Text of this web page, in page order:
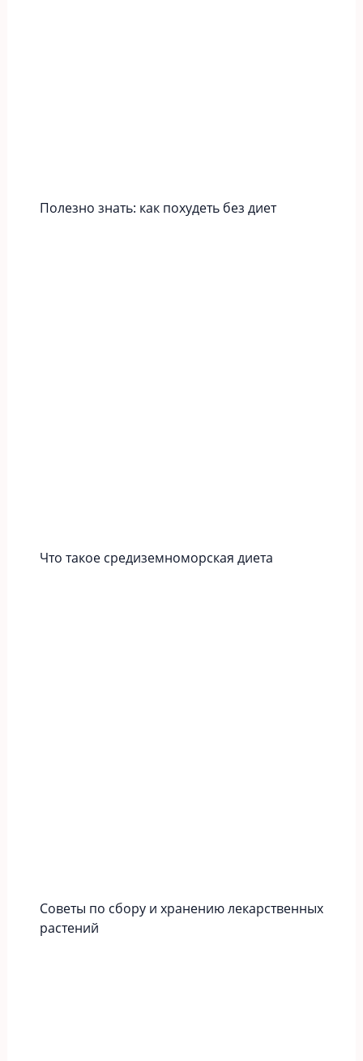
Полезно знать: как похудеть без диет
Что такое средиземноморская диета
Советы по сбору и хранению лекарственных
растений